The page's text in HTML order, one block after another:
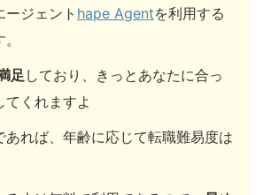
ジェント hape Agentを利用する
足しており、きっとあなたに合っ
てくれますよ
あれば、年齢に応じて転職難易度は